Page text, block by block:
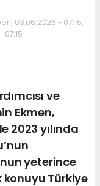
03.06.2026 - 07:15,
ve
Ekmen,
2023 yılında
yeterince
Türkiye